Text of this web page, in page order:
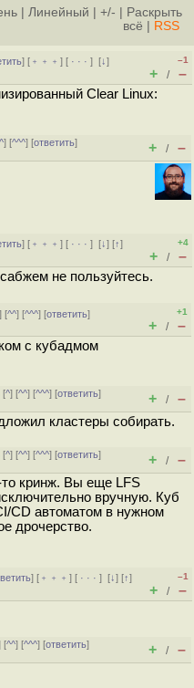
Линейный +/-
Раскрыть
всё
RSS
] [ ﹢﹢﹢] [ · · ·][↓]
–1
+ / –
Clear Linux:
] [^^^] [ответить]
+ / –
] [ ﹢﹢﹢] [ · · ·][↓] [↑]
+4
+ / –
не пользуйтесь.
] [^^] [^^^] [ответить]
+1
+ / –
с кубадмом
[^] [^^] [^^^] [ответить]
+ / –
кластеры собирать.
[^] [^^] [^^^] [ответить]
+ / –
то кринж. Вы еще LFS
вручную. Куб
CD автоматом в нужном
дрочерство.
] [ ﹢﹢﹢] [ · · ·][↓] [↑]
–1
+ / –
[^^] [^^^] [ответить]
+ / –